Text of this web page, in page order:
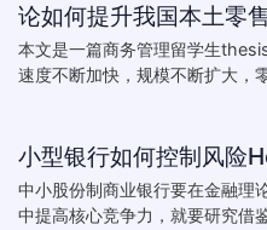
本文是一篇商务管理留学生
速度不断加快，规模不断扩大，
中小股份制商业银行要在金融理
中提高核心竞争力，就要研究借